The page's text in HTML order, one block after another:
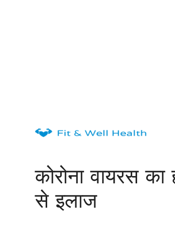
कोरोना वायरस का
से इलाज